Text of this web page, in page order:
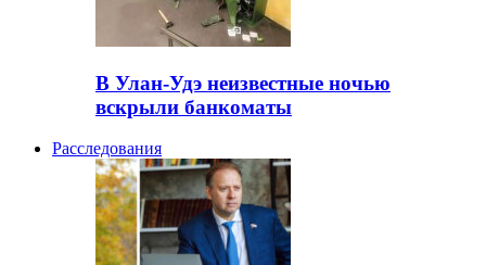
В Улан-Удэ неизвестные ночью
вскрыли банкоматы
Расследования